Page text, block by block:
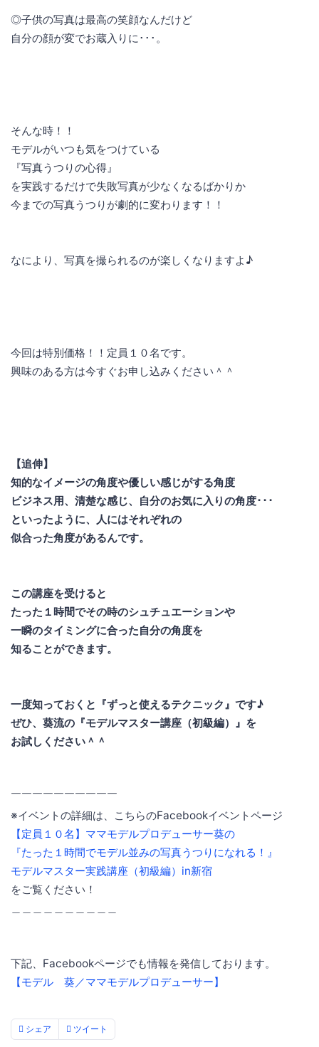
◎子供の写真は最高の笑顔なんだけど
自分の顔が変でお蔵入りに･･･。
そんな時！！
モデルがいつも気をつけている
『写真うつりの心得』
を実践するだけで失敗写真が少なくなるばかりか
今までの写真うつりが劇的に変わります！！
なにより、写真を撮られるのが楽しくなりますよ♪
今回は特別価格！！定員１０名です。
興味のある方は今すぐお申し込みください＾＾
【追伸】
知的なイメージの角度や優しい感じがする角度
ビジネス用、清楚な感じ、自分のお気に入りの角度･･･
といったように、人にはそれぞれの
似合った角度があるんです。
この講座を受けると
たった１時間でその時のシュチュエーションや
一瞬のタイミングに合った自分の角度を
知ることができます。
一度知っておくと『ずっと使えるテクニック』です♪
ぜひ、葵流の『モデルマスター講座（初級編）』を
お試しください＾＾
￣￣￣￣￣￣￣￣￣￣
※イベントの詳細は、こちらのFacebookイベントページ
【定員１０名】ママモデルプロデューサー葵の
『たった１時間でモデル並みの写真うつりになれる！』
モデルマスター実践講座（初級編）in新宿
をご覧ください！
下記、Facebookページでも情報を発信しております。
【モデル 葵／ママモデルプロデューサー】
シェア ツイート